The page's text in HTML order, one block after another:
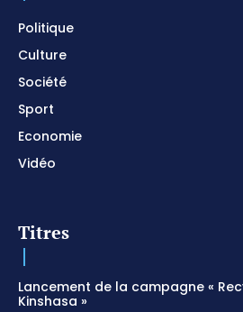
Politique
Culture
Société
Sport
Economie
Vidéo
Titres
Lancement de la campagne «
Kinshasa »